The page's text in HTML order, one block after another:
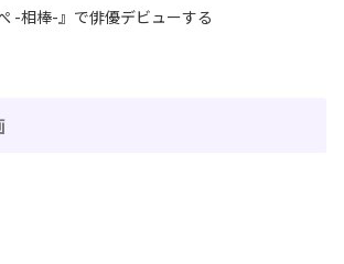
-相棒-』で俳優デビューする